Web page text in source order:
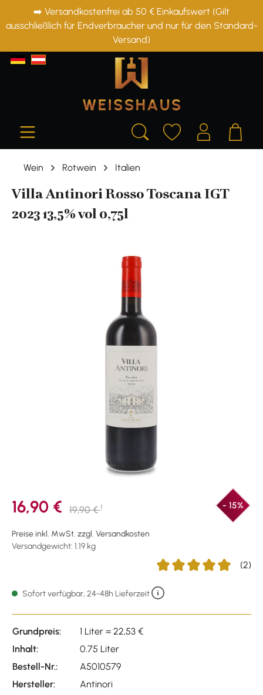
springen
➡️ Versandkostenfrei ab 50 € Einkaufswert (Gilt
ausschließlich für Endverbraucher und nur für den Standard-
Versand)
Wein Rotwein Italien
Villa Antinori Rosso Toscana IGT
2023 13,5% vol 0,75l
16,90 € 19,90 €1 - 15%
Preise inkl. MwSt. zzgl. Versandkosten
Versandgewicht: 1.19 kg
(2)
Sofort verfügbar, 24-48h Lieferzeit
Grundpreis:
1 Liter = 22,53 €
Inhalt:
0.75 Liter
Bestell-Nr.:
A5010579
Hersteller:
Antinori